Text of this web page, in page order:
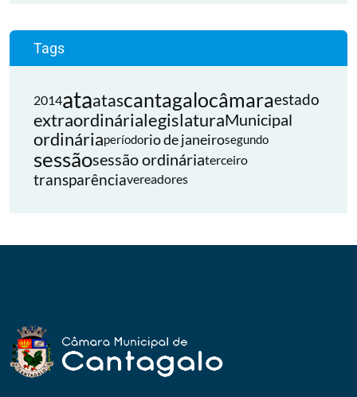
Tags
2014ataatascantagalocâmaraestado
extraordinárialegislaturaMunicipal
ordináriaperíodorio de janeirosegundo
sessãosessão ordináriaterceiro
transparênciavereadores